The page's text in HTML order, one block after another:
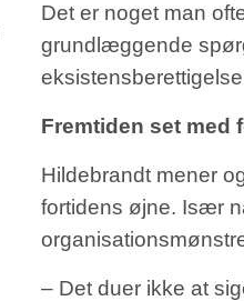
Det er noget man
grundlæggende
Fremtiden set med
Hildebrandt mener
fortidens øjne. Især
– Det duer ikke at